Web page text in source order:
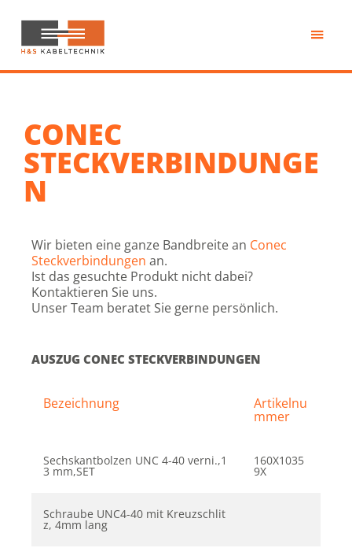
Inhalt
springen
H&S
Kabeltechnik
CONEC
STECKVERBINDUNGE
N
Wir bieten eine ganze Bandbreite an Conec
Steckverbindungen an.
Ist das gesuchte Produkt nicht dabei?
Kontaktieren Sie uns.
Unser Team beratet Sie gerne persönlich.
AUSZUG CONEC STECKVERBINDUNGEN
Bezeichnung Artikelnu
mmer
Sechskantbolzen UNC 4-40 verni.,1
3 mm,SET
160X1035
9X
Schraube UNC4-40 mit Kreuzschlit
z, 4mm lang